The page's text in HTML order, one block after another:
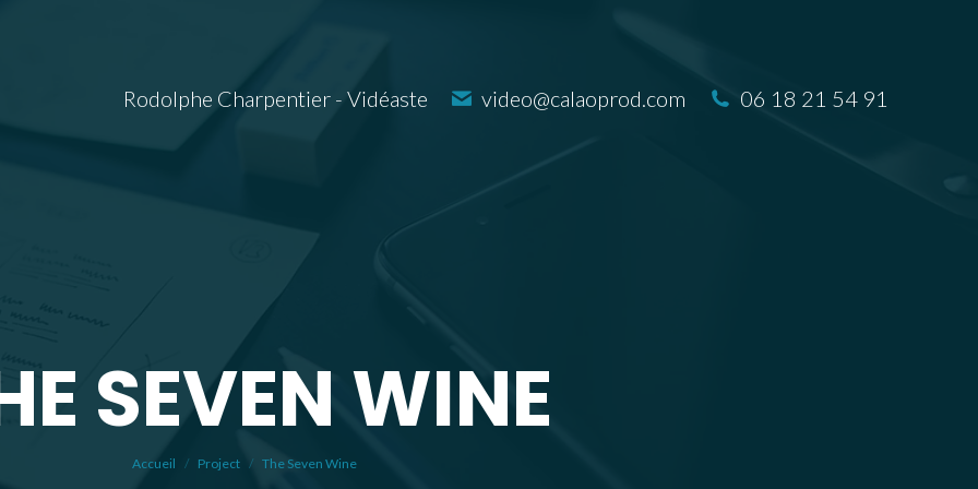
Rodolphe Charpentier - Vidéaste video@calaoprod.com 06 18 21 54 91
SEVEN WINE
Vous êtes ici :
Accueil Project The Seven Wine